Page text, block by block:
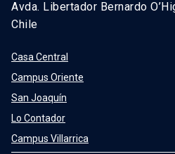
Avda. Libertador Bernardo
Chile
Casa Central
Campus Oriente
San Joaquín
Lo Contador
Campus Villarrica